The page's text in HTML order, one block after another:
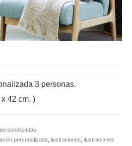
3 personas.
42 cm. )
personalizada ilustraciones ilustraciones